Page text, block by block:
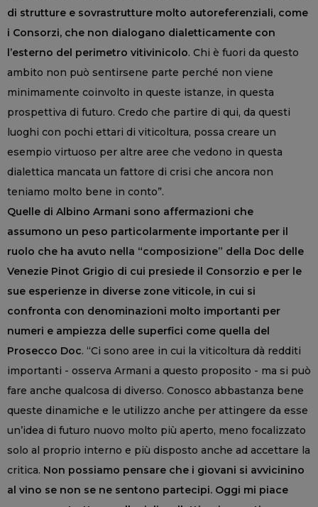
di strutture e sovrastrutture molto autoreferenziali, come
i Consorzi, che non dialogano dialetticamente con
l’esterno del perimetro vitivinicolo. Chi è fuori da questo
ambito non può sentirsene parte perché non viene
minimamente coinvolto in queste istanze, in questa
prospettiva di futuro. Credo che partire di qui, da questi
luoghi con pochi ettari di viticoltura, possa creare un
esempio virtuoso per altre aree che vedono in questa
dialettica mancata un fattore di crisi che ancora non
teniamo molto bene in conto”.
Quelle di Albino Armani sono affermazioni che
assumono un peso particolarmente importante per il
ruolo che ha avuto nella “composizione” della Doc delle
Venezie Pinot Grigio di cui presiede il Consorzio e per le
sue esperienze in diverse zone viticole, in cui si
confronta con denominazioni molto importanti per
numeri e ampiezza delle superfici come quella del
Prosecco Doc. “Ci sono aree in cui la viticoltura dà redditi
importanti - osserva Armani a questo proposito - ma si può
fare anche qualcosa di diverso. Conosco abbastanza bene
queste dinamiche e le utilizzo anche per attingere da esse
un’idea di futuro nuovo molto più aperto, meno focalizzato
solo al proprio interno e più disposto anche ad accettare la
critica. Non possiamo pensare che i giovani si avvicinino
al vino se non se ne sentono partecipi. Oggi mi piace